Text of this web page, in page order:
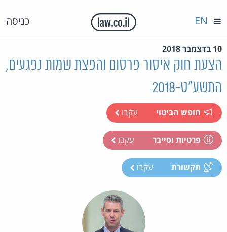
כניסה EN
10 בדצמבר 2018
הצעת חוק איסור פרסום והפצת שמות נפגעים,
התשע"ט-2018
חופש הביטוי עקבו
פרטיות וסייבר עקבו
תקשורת עקבו